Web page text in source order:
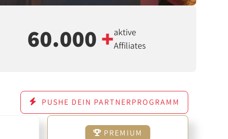
60.000+aktive
Affiliates
PUSHE DEIN PARTNERPROGRAMM
PREMIUM